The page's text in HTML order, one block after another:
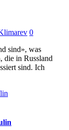
0
sind», was
die in Russland
sind. Ich